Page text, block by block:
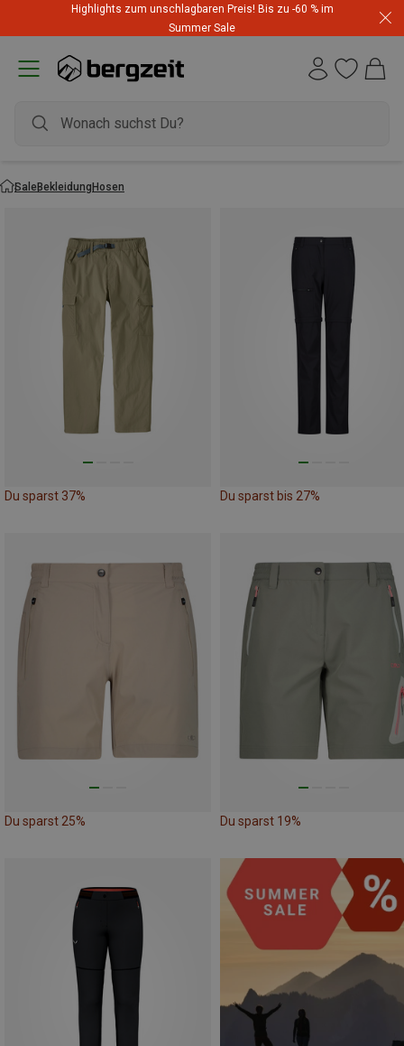
Highlights zum unschlagbaren Preis! Bis zu -60 % im
Summer Sale
SaleBekleidungHosen
Du sparst 37% Du sparst bis 27%
Du sparst 25% Du sparst 19%